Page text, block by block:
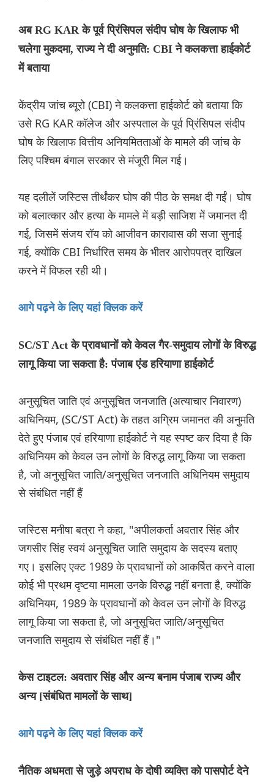
अब RG KAR के पूर्व प्रिंसिपल संदीप घोष के खिलाफ भी
चलेगा मुकदमा, राज्य ने दी अनुमति: CBI ने कलकत्ता हाईकोर्ट
में बताया
केंद्रीय जांच ब्यूरो (CBI) ने कलकत्ता हाईकोर्ट को बताया कि
उसे RG KAR कॉलेज और अस्पताल के पूर्व प्रिंसिपल संदीप
घोष के खिलाफ वित्तीय अनियमितताओं के मामले की जांच के
लिए पश्चिम बंगाल सरकार से मंजूरी मिल गई।
यह दलीलें जस्टिस तीर्थंकर घोष की पीठ के समक्ष दी गईं। घोष
को बलात्कार और हत्या के मामले में बड़ी साजिश में जमानत दी
गई, जिसमें संजय रॉय को आजीवन कारावास की सजा सुनाई
गई, क्योंकि CBI निर्धारित समय के भीतर आरोपपत्र दाखिल
करने में विफल रही थी।
आगे पढ़ने के लिए यहां क्लिक करें
SC/ST Act के प्रावधानों को केवल गैर-समुदाय लोगों के विरुद्ध
लागू किया जा सकता है: पंजाब एंड हरियाणा हाईकोर्ट
अनुसूचित जाति एवं अनुसूचित जनजाति (अत्याचार निवारण)
अधिनियम, (SC/ST Act) के तहत अग्रिम जमानत की अनुमति
देते हुए पंजाब एवं हरियाणा हाईकोर्ट ने यह स्पष्ट कर दिया है कि
अधिनियम को केवल उन लोगों के विरुद्ध लागू किया जा सकता
है, जो अनुसूचित जाति/अनुसूचित जनजाति अधिनियम समुदाय
से संबंधित नहीं हैं
जस्टिस मनीषा बत्रा ने कहा, "अपीलकर्ता अवतार सिंह और
जगसीर सिंह स्वयं अनुसूचित जाति समुदाय के सदस्य बताए
गए। इसलिए एक्ट 1989 के प्रावधानों को आकर्षित करने वाला
कोई भी प्रथम दृष्टया मामला उनके विरुद्ध नहीं बनता है, क्योंकि
अधिनियम, 1989 के प्रावधानों को केवल उन लोगों के विरुद्ध
लागू किया जा सकता है, जो अनुसूचित जाति/अनुसूचित
जनजाति समुदाय से संबंधित नहीं हैं।"
केस टाइटल: अवतार सिंह और अन्य बनाम पंजाब राज्य और
अन्य [संबंधित मामलों के साथ]
आगे पढ़ने के लिए यहां क्लिक करें
नैतिक अधमता से जुड़े अपराध के दोषी व्यक्ति को पासपोर्ट देने